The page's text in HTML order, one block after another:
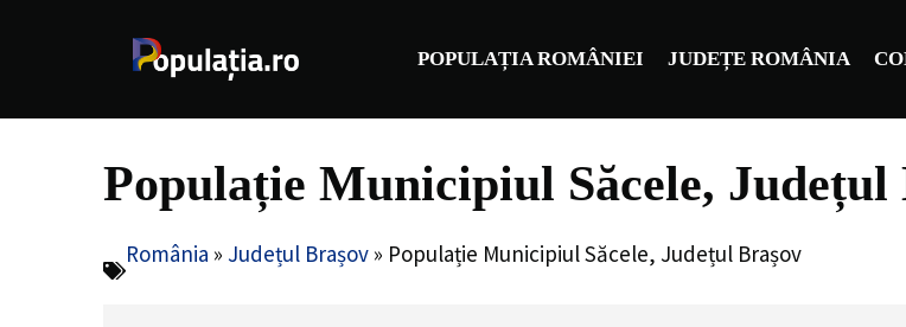
POPULAȚIA ROMÂNIEI JUDEȚE ROMÂNIA
Populație Municipiul Săcele, Județul
România » Județul Brașov » Populație Municipiul Săcele, Județul Brașov